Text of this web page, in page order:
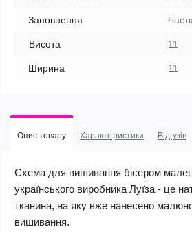
Заповнення
Висота 11
Ширина 11
Опис товару Характеристики Відгуків
Схема для вишивання бісером
українського виробника Луїза - це
тканина, на яку вже нанесено
вишивання.